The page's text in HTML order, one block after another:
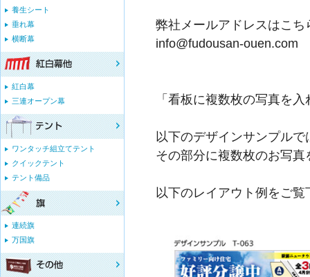
弊社メールアドレスはこち
info@fudousan-ouen.com
「看板に複数枚の写真を
以下のデザインサンプル
その部分に複数枚のお写
以下のレイアウト例をご覧
養生シート
垂れ幕
横断幕
紅白幕
三連オープン幕
ワンタッチ組立てテント
クイックテント
テント備品
連続旗
万国旗